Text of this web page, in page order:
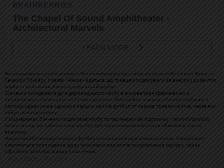
Як повідомили в клубі, разом із Зінченком команду також залишили Вітезслав Ярош та
Такехіро Томіясу. У заяві «Аякса» йдеться, що гравцям подякували за внесок у розвиток
клубу та побажали успіхів у подальшій кар’єрі.
Зінченко приєднався до нідерландського клубу в зимове трансферне вікно з
лондонського «Арсеналу» за 1,5 млн доларів. Його дебют у складі «Аякса» відбувся в
лютому, однак уже в одному з перших матчів футболіст зазнав травми коліна, через яку
вибув до кінця сезону.
У соцмережах Зінченко подякував клубу та партнерам за підтримку і теплий прийом,
зазначивши, що цей етап кар’єри був для нього важливим попри обмежену ігрову
практику.
Наразі майбутнє українського футболіста залишається невизначеним. У медіа вже
з’являються припущення щодо можливих варіантів продовження кар’єри, однак
офіційних заяв від гравця поки немає.
футбол спорт